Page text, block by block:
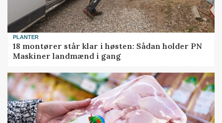
PLANTER
18 montører står klar i høsten: Sådan holder PN
Maskiner landmænd i gang